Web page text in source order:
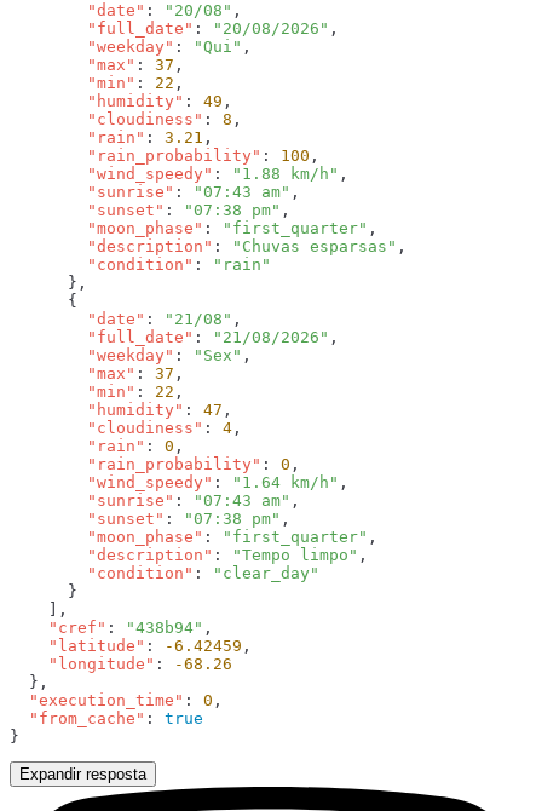
        "date"
: "20/08"
        "full_date"
: "20/08/2026"
        "weekday"
: "Qui"
        "max"
: 37
        "min"
: 22
        "humidity"
: 49
        "cloudiness"
: 8
        "rain"
: 3.21
        "rain_probability"
: 100
        "wind_speedy"
: "1.88 km/h"
        "sunrise"
: "07:43 am"
        "sunset"
: "07:38 pm"
        "moon_phase"
: "first_quarter"
        "description"
: "Chuvas esparsas"
        "condition"
:
        "date"
: "21/08"
        "full_date"
: "21/08/2026"
        "weekday"
: "Sex"
        "max"
: 37
        "min"
: 22
        "humidity"
: 47
        "cloudiness"
: 4
        "rain"
: 0
        "rain_probability"
: 0
        "wind_speedy"
: "1.64 km/h"
        "sunrise"
: "07:43 am"
        "sunset"
: "07:38 pm"
        "moon_phase"
: "first_quarter"
        "description"
: "Tempo limpo"
        "condition"
:
    "cref"
: "438b94"
    "latitude"
: -6.42459
    "longitude"
:
  "execution_time"
: 0
  "from_cache"
:
Expandir resposta